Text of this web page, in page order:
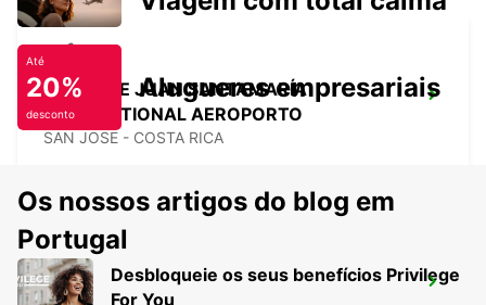
SAN JOSE JUAN SANTAMARÍA
INTERNATIONAL AEROPORTO
SAN JOSE - COSTA RICA
MEDELLIN AEROPUERTO OLAYA
Até
20%
desconto
Alugueres empresariais
Os nossos artigos do blog em
Portugal
Desbloqueie os seus benefícios Privilege
For You